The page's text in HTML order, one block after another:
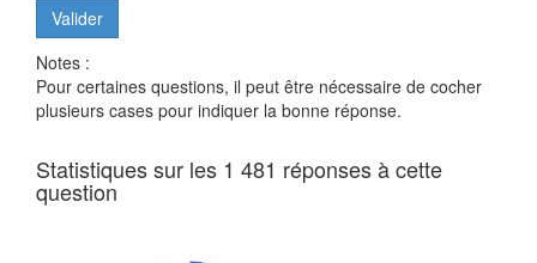
Notes :
Pour certaines questions, il peut être nécessaire de cocher
plusieurs cases pour indiquer la bonne réponse.
Statistiques sur les 1 481 réponses à cette
question